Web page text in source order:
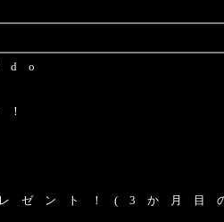
d o
ゼ ン ト ！ ( 3 か 月 目